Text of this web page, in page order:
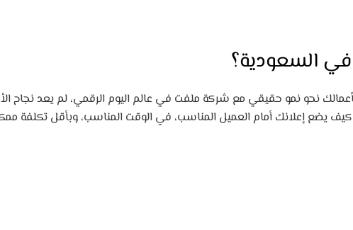
السعودية؟
نحو نمو حقيقي مع شركة ملفت في عالم اليوم الرقمي، لم يعد نجاح
يضع إعلانك أمام العميل المناسب، في الوقت المناسب، وبأقل تكلفة